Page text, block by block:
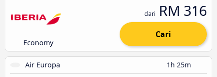
Economy
dari RM 316
Cari
Air Europa 1h 25m